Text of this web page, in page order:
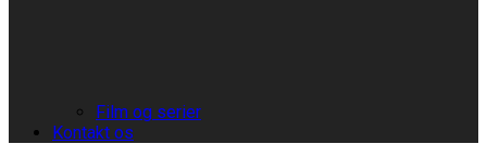
Film og serier
Kontakt os